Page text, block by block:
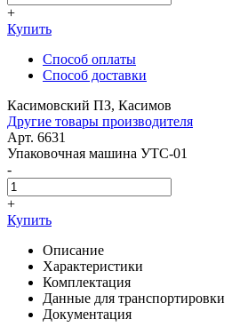
+
Купить
Способ оплаты
Способ доставки
Касимовский ПЗ, Касимов
Другие товары производителя
Арт. 6631
Упаковочная машина УТС-01
-
+
Купить
Описание
Характеристики
Комплектация
Данные для транспортировки
Документация